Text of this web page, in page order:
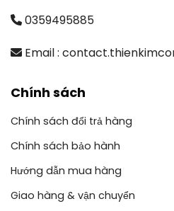
0359495885
Email :
Chính sách
Chính sách đổi trả hàng
Chính sách bảo hành
Hướng dẫn mua hàng
Giao hàng & vận chuyển